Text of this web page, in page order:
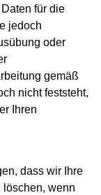
für die
jedoch
oder
gemäß
nicht feststeht,
Ihren
dass wir Ihre
wenn